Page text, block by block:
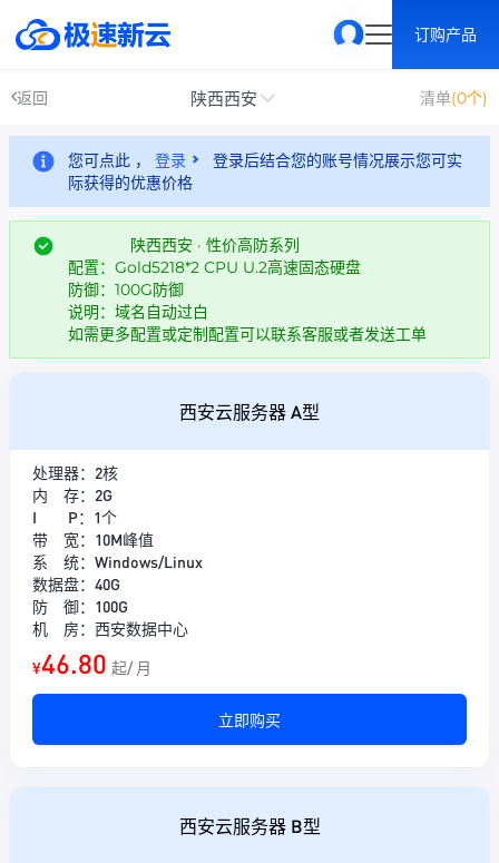
订购产品
返回 陕西西安 清单(0个)
您可点此 ， 登录
登录后结合您的账号情况展示您可实
际获得的优惠价格
陕西西安 · 性价高防系列
配置：Gold5218*2 CPU U.2高速固态硬盘
防御：100G防御
说明：域名自动过白
如需更多配置或定制配置可以联系客服或者发送工单
西安云服务器 A型
处理器：2核
内 存：2G
I P：1个
带 宽：10M峰值
系 统：Windows/Linux
数据盘：40G
防 御：100G
机 房：西安数据中心
¥46.80 起/ 月
立即购买
西安云服务器 B型